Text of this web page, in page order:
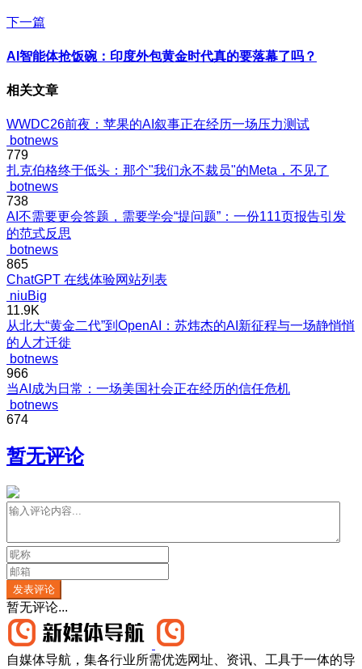
下一篇
AI智能体抢饭碗：印度外包黄金时代真的要落幕了吗？
相关文章
WWDC26前夜：苹果的AI叙事正在经历一场压力测试
botnews
779
扎克伯格终于低头：那个"我们永不裁员"的Meta，不见了
botnews
738
AI不需要更会答题，需要学会“提问题”：一份111页报告引发
的范式反思
botnews
865
ChatGPT 在线体验网站列表
niuBig
11.9K
从北大“黄金二代”到OpenAI：苏炜杰的AI新征程与一场静悄悄
的人才迁徙
botnews
966
当AI成为日常：一场美国社会正在经历的信任危机
botnews
674
暂无评论
发表评论
暂无评论...
自媒体导航，集各行业所需优选网址、资讯、工具于一体的导